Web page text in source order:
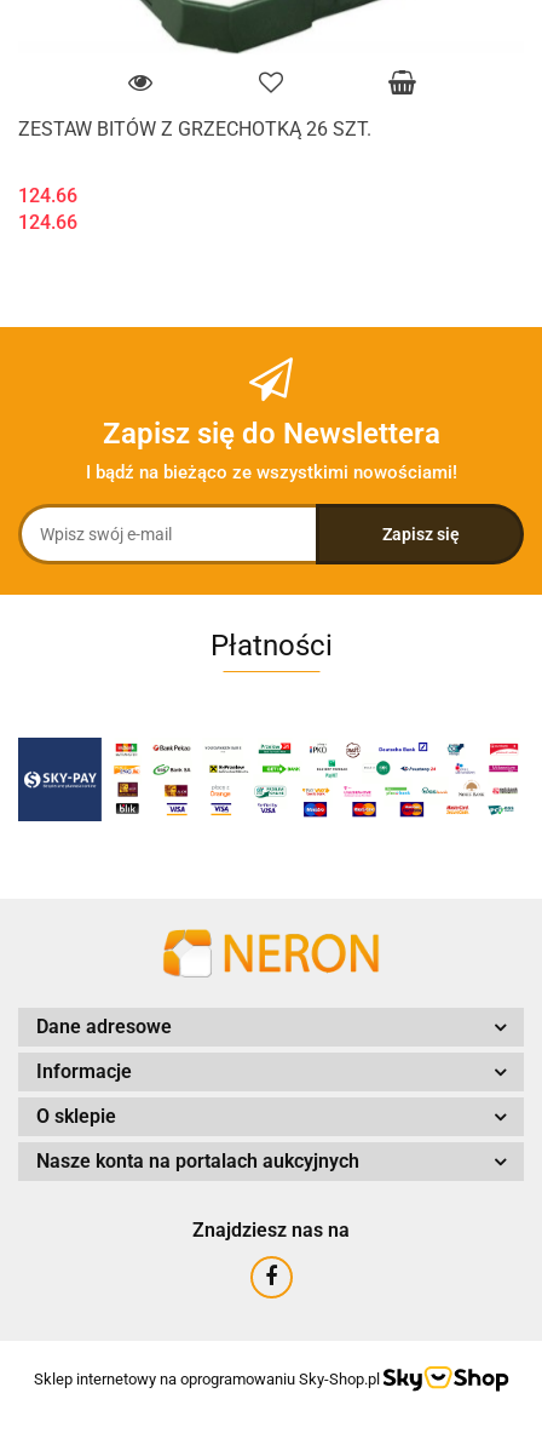
ZESTAW BITÓW Z GRZECHOTKĄ 26 SZT.
124.66
124.66
Zapisz się do Newslettera
I bądź na bieżąco ze wszystkimi nowościami!
Płatności
Dane adresowe
Informacje
O sklepie
Nasze konta na portalach aukcyjnych
Znajdziesz nas na
Sklep internetowy na oprogramowaniu Sky-Shop.pl